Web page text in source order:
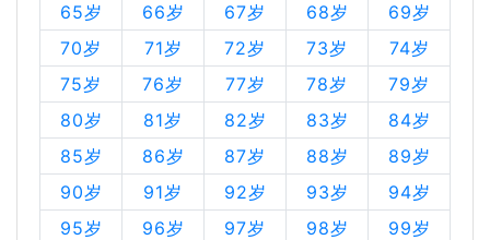
65岁
66岁 67岁 68岁
69岁
70岁
71岁 72岁 73岁
74岁
75岁
76岁 77岁 78岁
79岁
80岁
81岁 82岁 83岁
84岁
85岁
86岁 87岁 88岁
89岁
90岁
91岁 92岁 93岁
94岁
95岁
96岁 97岁 98岁
99岁